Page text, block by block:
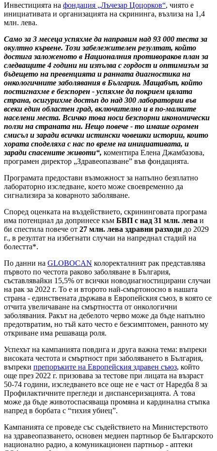
Инвестицията на фондация „Лъчезар Цоцорков“, чиято е
инициативата и организацията на скрининга, възлиза на 1,4
млн. лева.
Само за 3 месеца успяхме да направим над 93 000 теста за
окултно кървене. Този забележителен резултат, който
достига заложеното в Националния противораков план за
следващите 4 години ни изпълва с гордост и оптимизъм за
бъдещето на превенцията и ранната диагностика на
онкологичните заболявания в България. Мащабът, който
постигнахме е безспорен - успяхме да покрием цялата
страна, осигурихме достъп до над 300 лаборатории във
всеки един областен град, включително и в по-малките
населени места. Всичко това носи безспорни икономически
ползи на страната ни. Нещо повече - то имаше огромен
смисъл и заради всички истински човешки истории, които
хората споделяха с нас по време на инициативата, и
заради спасените животи“, коментира Елена Джамбазова,
програмен директор „Здравеопазване” във фондацията.
Програмата предостави възможност за напълно безплатно
лабораторно изследване, което може своевременно да
сигнализира за коварното заболяване.
Според оценката на въздействието, скрининговата програма
има потенциал да допринесе към БВП с над 31 млн. лева и
би спестила повече от 27 млн. лева здравни разходи до 2029
г., в резултат на избегнати случаи на напреднал стадий на
болестта*.
По данни на GLOBOCAN колоректалният рак представлява
първото по честота раково заболяване в България,
съставлявайки 15,5% от всички новодиагностицирани случаи
на рак за 2022 г. То е и второто най-смъртоносно в нашата
страна - единствената държава в Европейския съюз, в която се
отчита увеличаване на смъртността от онкологични
заболявания. Ракът на дебелото черво може да бъде напълно
предотвратим, но тъй като често е безсимптомен, ранното му
откриване има решаваща роля.
Успехът на кампанията повдига и друга важна тема: въпреки
високата честота и смъртност при заболяването в България,
въпреки препоръките на Европейския здравен съюз, който
още през 2022 г. призовава за тестове при лицата на възраст
50-74 години, изследването все още не е част от Наредба 8 за
Профилактичните прегледи и диспансеризацията. А това
може да бъде животоспасяваща промяна и кардинална стъпка
напред в борбата с “тихия убиец”.
Кампанията се проведе със съдействието на Министерството
на здравеопазването, основен медиен партньор бе Българското
национално радио, а комуникационен партньор - аптеки